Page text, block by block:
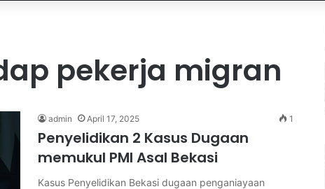
pekerja migran
admin April 17, 2025 1
Penyelidikan 2 Kasus Dugaan
memukul PMI Asal Bekasi
Kasus Penyelidikan Bekasi dugaan penganiayaan